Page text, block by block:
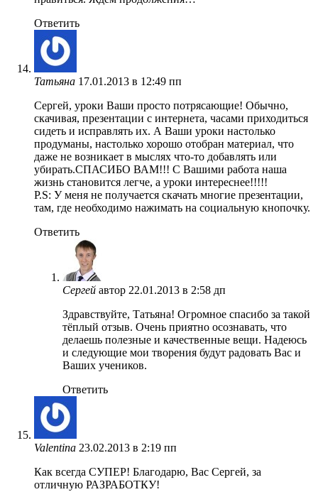
Ответить
Татьяна 17.01.2013 в 12:49 пп
Сергей, уроки Ваши просто потрясающие! Обычно,
скачивая, презентации с интернета, часами приходиться
сидеть и исправлять их. А Ваши уроки настолько
продуманы, настолько хорошо отобран материал, что
даже не возникает в мыслях что-то добавлять или
убирать.СПАСИБО ВАМ!!! С Вашими работа наша
жизнь становится легче, а уроки интереснее!!!!!
P.S: У меня не получается скачать многие презентации,
там, где необходимо нажимать на социальную кнопочку.
Ответить
Сергей автор 22.01.2013 в 2:58 дп
Здравствуйте, Татьяна! Огромное спасибо за такой
тёплый отзыв. Очень приятно осознавать, что
делаешь полезные и качественные вещи. Надеюсь
и следующие мои творения будут радовать Вас и
Ваших учеников.
Ответить
Valentina 23.02.2013 в 2:19 пп
Как всегда СУПЕР! Благодарю, Вас Сергей, за
отличную РАЗРАБОТКУ!